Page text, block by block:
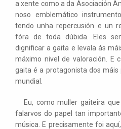
a xente como a da Asociación
noso emblemático
tendo unha repercusión e un
fóra de toda dúbida. Eles
dignificar a gaita e levala ás
máximo nivel de valoración. E
gaita é a protagonista dos máis
mundial.
Eu, como muller gaiteira que
falarvos do papel tan
música. E precisamente foi